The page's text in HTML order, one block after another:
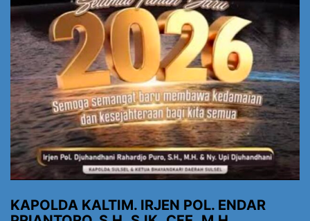
KAPOLDA KALTIM. IRJEN POL. ENDAR